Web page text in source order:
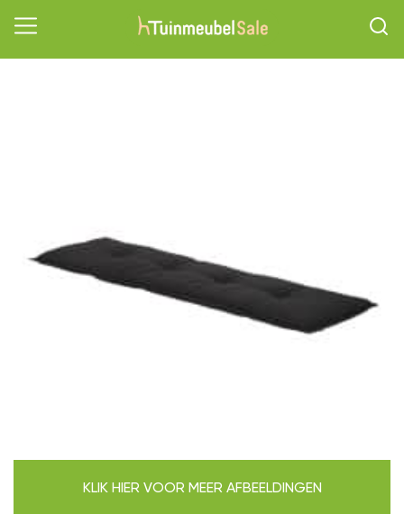
KLIK HIER VOOR MEER AFBEELDINGEN